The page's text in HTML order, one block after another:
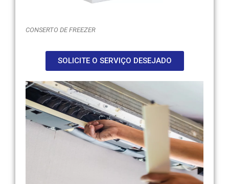
CONSERTO DE FREEZER
SOLICITE O SERVIÇO DESEJADO